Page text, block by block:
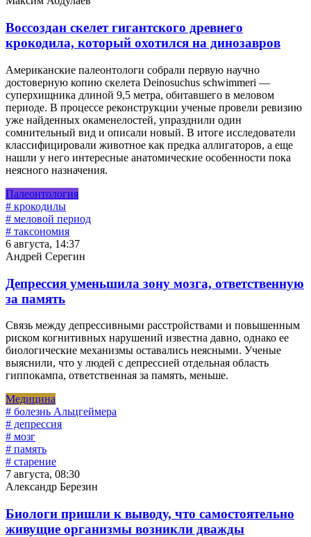
Воссоздан скелет гигантского древнего
крокодила, который охотился на динозавров
Американские палеонтологи собрали первую научно
достоверную копию скелета Deinosuchus schwimmeri —
суперхищника длиной 9,5 метра, обитавшего в меловом
периоде. В процессе реконструкции ученые провели ревизию
уже найденных окаменелостей, упразднили один
сомнительный вид и описали новый. В итоге исследователи
классифицировали животное как предка аллигаторов, а еще
нашли у него интересные анатомические особенности пока
неясного назначения.
Палеонтология
# крокодилы
# меловой период
# таксономия
6 августа, 14:37
Андрей Серегин
Депрессия уменьшила зону мозга, ответственную
за память
Связь между депрессивными расстройствами и повышенным
риском когнитивных нарушений известна давно, однако ее
биологические механизмы оставались неясными. Ученые
выяснили, что у людей с депрессией отдельная область
гиппокампа, ответственная за память, меньше.
Медицина
# болезнь Альцгеймера
# депрессия
# мозг
# память
# старение
7 августа, 08:30
Александр Березин
Биологи пришли к выводу, что самостоятельно
живущие организмы возникли дважды